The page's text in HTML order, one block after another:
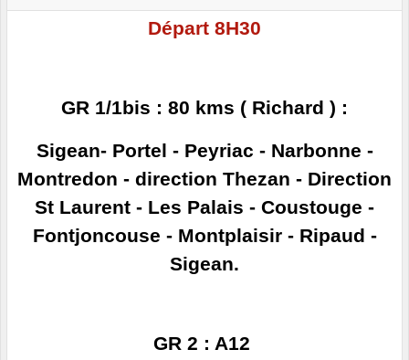
Départ 8H30
GR 1/1bis : 80 kms ( Richard ) :
Sigean- Portel - Peyriac - Narbonne -
Montredon - direction Thezan - Direction
St Laurent - Les Palais - Coustouge -
Fontjoncouse - Montplaisir - Ripaud -
Sigean.
GR 2 : A12